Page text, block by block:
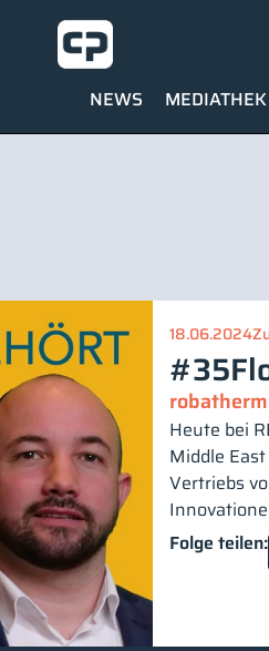
NEWS MEDIATHEK
18.06.2024
#35
robatherm
Heute bei
Middle
Vertriebs
Folge teilen: